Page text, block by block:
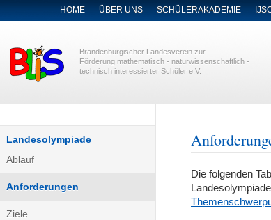
NAVIGATION
HOME ÜBER UNS SCHÜLERAKADEMIE
Brandenburgischer Landesverein zur
Förderung mathematisch - naturwissenschaftlich -
technisch interessierter Schüler e.V.
Die folgenden
überspringen
Landesolympiade
Ablauf
Anforderungen
Ziele